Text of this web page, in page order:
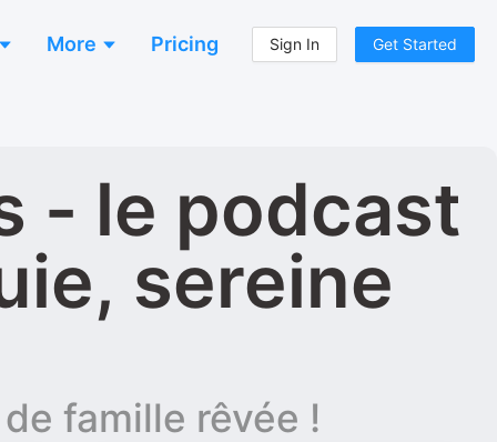
More Pricing Sign In Get Started
- le podcast
sereine
famille rêvée !